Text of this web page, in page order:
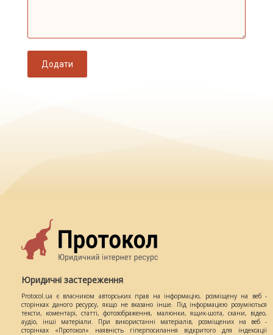
Додати
Юридичні застереження
Protocol.ua є власником авторських прав на інформацію, розміщену на веб -
сторінках даного ресурсу, якщо не вказано інше. Під інформацією розуміються
тексти, коментарі, статті, фотозображення, малюнки, ящик-шота, скани, відео,
аудіо, інші матеріали. При використанні матеріалів, розміщених на веб -
сторінках «Протокол» наявність гіперпосилання відкритого для індексації